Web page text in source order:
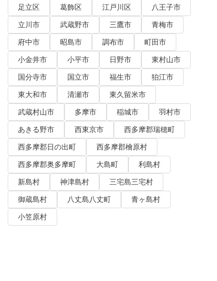
足立区
葛飾区 江戸川区
八王子市
立川市
武蔵野市 三鷹市
青梅市
府中市
昭島市 調布市
町田市
小金井市
小平市 日野市
東村山市
国分寺市
国立市 福生市
狛江市
東大和市
清瀬市
東久留米市
武蔵村山市
多摩市 稲城市
羽村市
あきる野市
西東京市
西多摩郡瑞穂町
西多摩郡日の出町
西多摩郡檜原村
西多摩郡奥多摩町
大島町
利島村
新島村
神津島村
三宅島三宅村
御蔵島村
八丈島八丈町
青ヶ島村
小笠原村